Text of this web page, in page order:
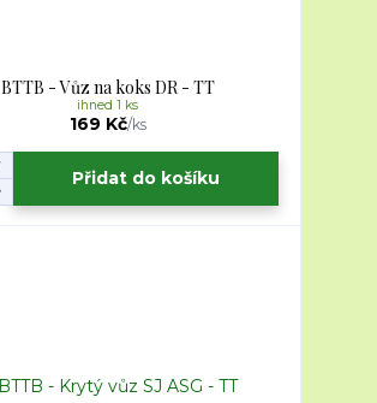
BTTB - Vůz na koks DR - TT
169 Kč/ks
ihned 1 ks
Přidat do košíku